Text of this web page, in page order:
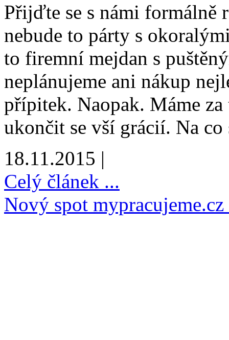
Přijďte se s námi formálně
nebude to párty s
to firemní mejdan s
neplánujeme ani nákup
přípitek. Naopak. Máme
ukončit se vší grácií. Na co
18.11.2015 |
Celý článek ...
Nový spot